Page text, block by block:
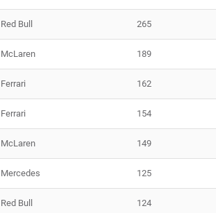
Red Bull 265
McLaren 189
Ferrari 162
Ferrari 154
McLaren 149
Mercedes 125
Red Bull 124